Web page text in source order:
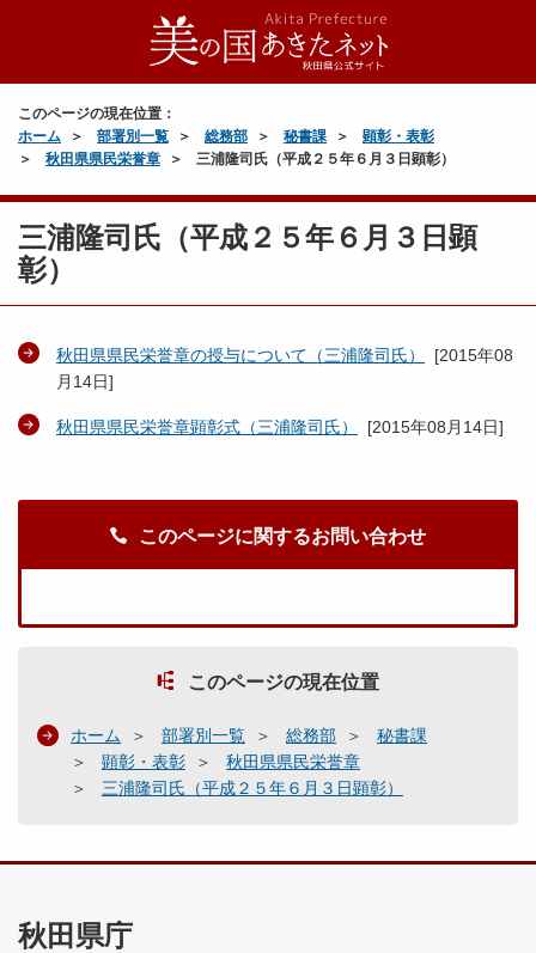
このページの現在位置：
ホーム
部署別一覧 総務部 秘書課
顕彰・表彰
秋田県県民栄誉章
三浦隆司氏（平成２５年６月３日顕彰）
三浦隆司氏（平成２５年６月３日顕
彰）
秋田県県民栄誉章の授与について（三浦隆司氏） [2015年08
月14日]
秋田県県民栄誉章顕彰式（三浦隆司氏） [2015年08月14日]
このページに関するお問い合わせ
このページの現在位置
ホーム 部署別一覧 総務部
秘書課
顕彰・表彰
秋田県県民栄誉章
三浦隆司氏（平成２５年６月３日顕彰）
秋田県庁